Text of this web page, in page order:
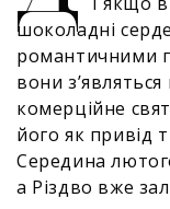
шоколадні
романтичними
вони
комерційне
його як привід
Середина
а Різдво вже